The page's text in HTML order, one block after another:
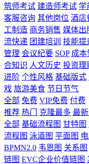
筑师考试 建造师考试 学
客服咨询 其他岗位 酒店
工制造 商务销售 媒体出
流快递 团建培训 技能提
管理 会议纪要 SOP 成本
合知识 人文历史 投资理
进阶 个性风格 基础版式
戏 旅游美食 节日节气
全部 免费 VIP免费 付费
推荐 热门 克隆最多 最
全部 基础流程图 甘特图
流程图 泳道图 平面图
BPMN2.0 韦恩图 关系图
链图 EVC企业价值链图